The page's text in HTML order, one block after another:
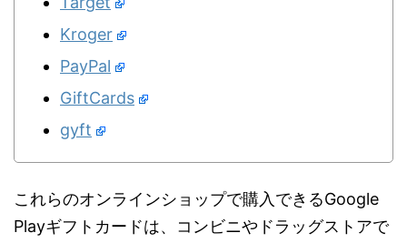
Kroger
PayPal
GiftCards
gyft
これらのオンラインショップで購入できるGoogle
Playギフトカードは、コンビニやドラッグストアで